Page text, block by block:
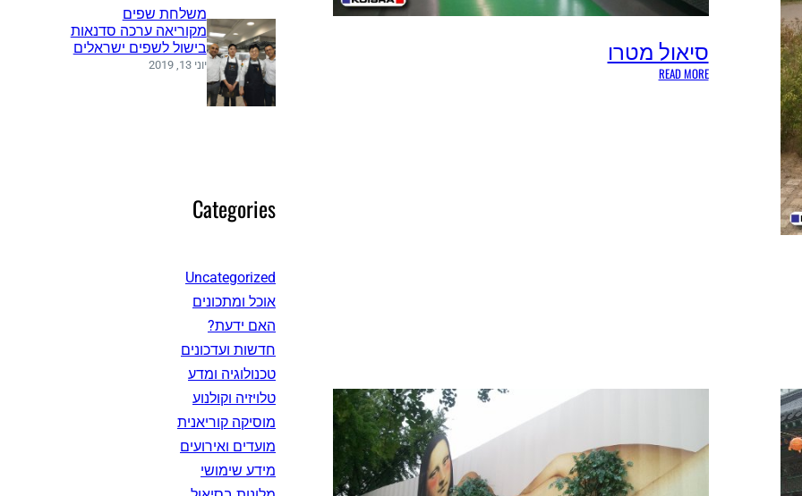
סיאול מטרו
READ MORE
:
משלחת שפים
מקוריאה ערכה סדנאות
בישול לשפים ישראלים
יוני 13, 2019
Categories
Uncategorized
אוכל ומתכונים
האם ידעת?
חדשות ועדכונים
טכנולוגיה ומדע
טלויזיה וקולנוע
מוסיקה קוריאנית
מועדים ואירועים
מידע שימושי